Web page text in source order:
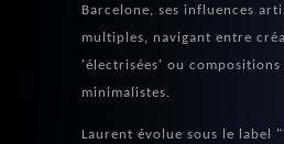
Barcelone, ses influences
multiples, navigant entre
'électrisées' ou compositions
minimalistes.
Laurent évolue sous le label